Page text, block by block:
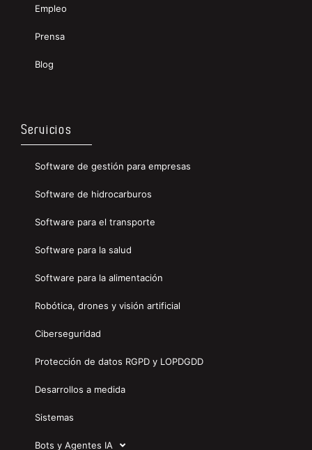
Empleo
Prensa
Blog
Servicios
Software de gestión para empresas
Software de hidrocarburos
Software para el transporte
Software para la salud
Software para la alimentación
Robótica, drones y visión artificial
Ciberseguridad
Protección de datos RGPD y LOPDGDD
Desarrollos a medida
Sistemas
Bots y Agentes IA